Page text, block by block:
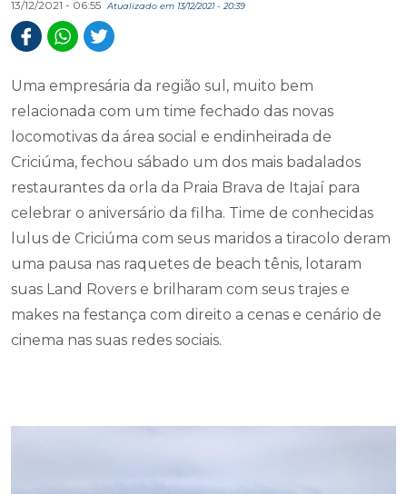
Uma empresária da região sul, muito bem
relacionada com um time fechado das novas
locomotivas da área social e endinheirada de
Criciúma, fechou sábado um dos mais badalados
restaurantes da orla da Praia Brava de Itajaí para
celebrar o aniversário da filha. Time de conhecidas
lulus de Criciúma com seus maridos a tiracolo deram
uma pausa nas raquetes de beach tênis, lotaram
suas Land Rovers e brilharam com seus trajes e
makes na festança com direito a cenas e cenário de
cinema nas suas redes sociais.